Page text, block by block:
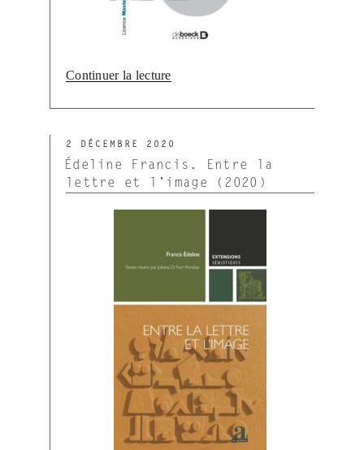
Continuer la lecturede
Alain.
des
formes
de
PUBLIÉ
LE
2 DÉCEMBRE 2020
Édeline Francis. Entre la
lettre et l’image (2020)